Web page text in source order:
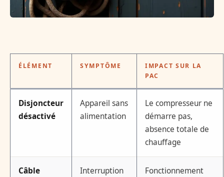
ÉLÉMENT SYMPTÔME
IMPACT SUR LA
PAC
Disjoncteur
désactivé
Appareil sans
alimentation
Le compresseur ne
démarre pas,
absence totale de
chauffage
Câble
Interruption
Fonctionnement